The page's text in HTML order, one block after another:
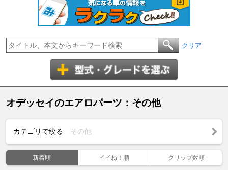
クリア
オデッセイのエアロパーツ：その他
カテゴリで絞る その他
新着順 イイね！順 クリップ数順